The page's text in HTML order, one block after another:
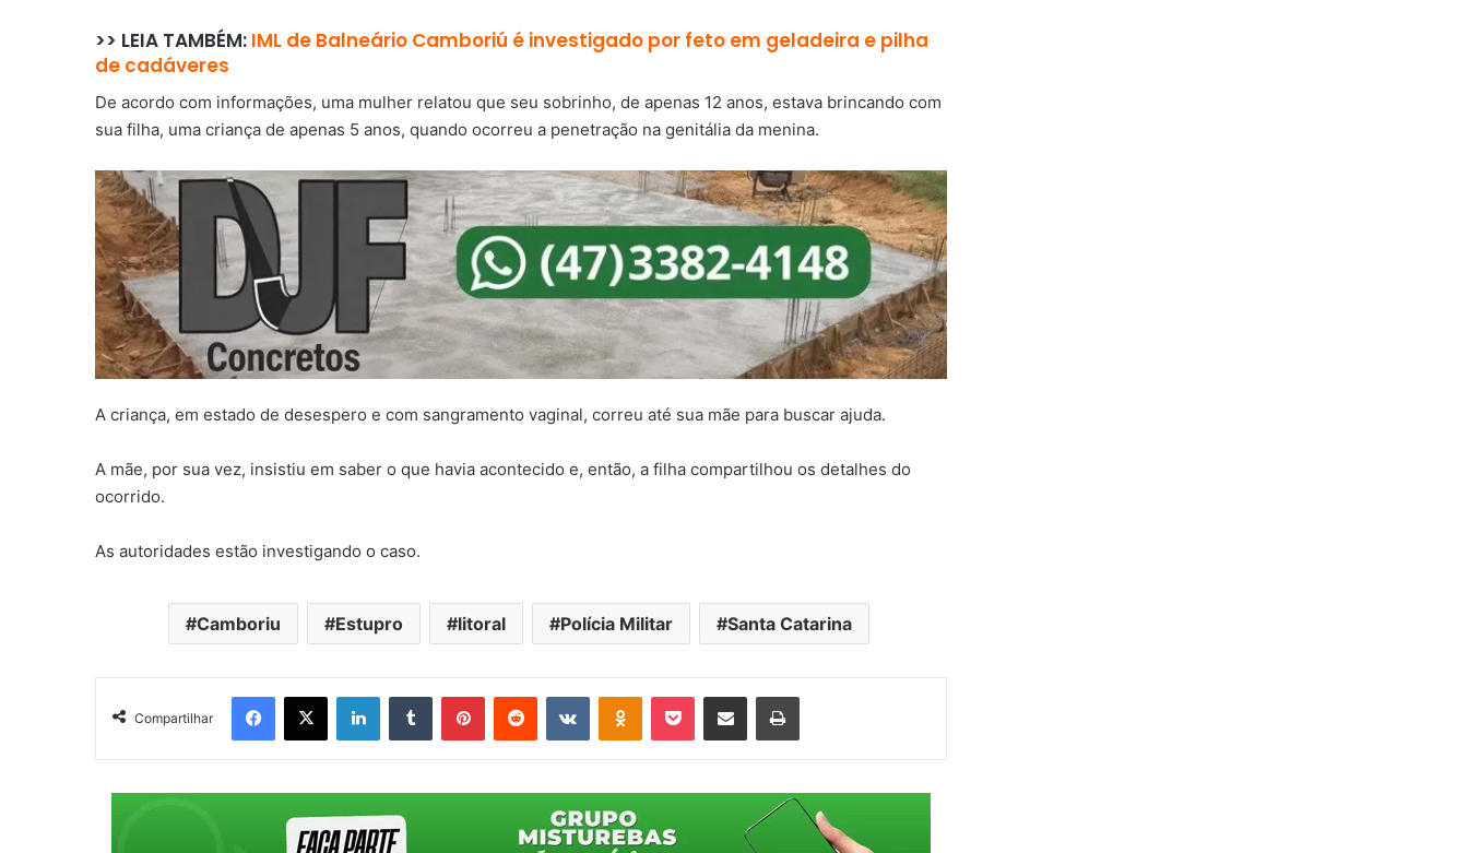
>> LEIA TAMBÉM: IML de Balneário Camboriú é investigado por feto em geladeira e pilha
de cadáveres
De acordo com informações, uma mulher relatou que seu sobrinho, de apenas 12 anos, estava brincando com
sua filha, uma criança de apenas 5 anos, quando ocorreu a penetração na genitália da menina.
A criança, em estado de desespero e com sangramento vaginal, correu até sua mãe para buscar ajuda.
A mãe, por sua vez, insistiu em saber o que havia acontecido e, então, a filha compartilhou os detalhes do
ocorrido.
As autoridades estão investigando o caso.
Camboriu Estupro litoral Polícia Militar Santa Catarina
Compartilhar